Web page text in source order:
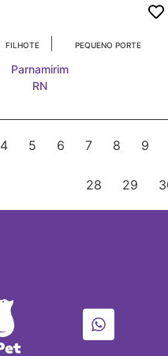
FILHOTE PEQUENO PORTE
Parnamirim
RN
4 5 6 7 8 9
28 29